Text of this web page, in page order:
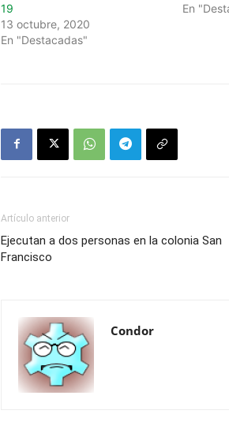
19
13 octubre, 2020
En "Destacadas"
En
Artículo anterior
Ejecutan a dos personas en la colonia San
Francisco
Condor